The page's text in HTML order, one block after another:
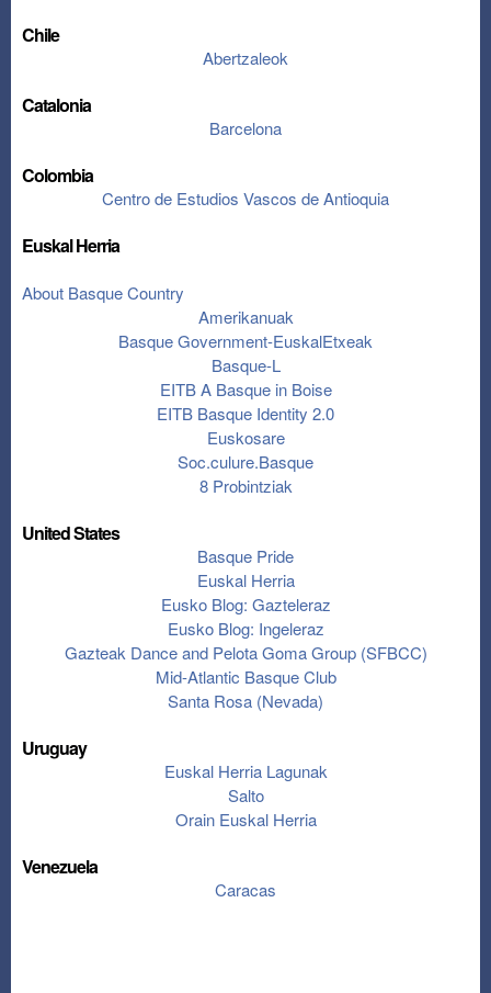
Chile
Abertzaleok
Catalonia
Barcelona
Colombia
Centro de Estudios Vascos de Antioquia
Euskal Herria
About Basque Country
Amerikanuak
Basque Government-EuskalEtxeak
Basque-L
EITB A Basque in Boise
EITB Basque Identity 2.0
Euskosare
Soc.culure.Basque
8 Probintziak
United States
Basque Pride
Euskal Herria
Eusko Blog: Gazteleraz
Eusko Blog: Ingeleraz
Gazteak Dance and Pelota Goma Group (SFBCC)
Mid-Atlantic Basque Club
Santa Rosa (Nevada)
Uruguay
Euskal Herria Lagunak
Salto
Orain Euskal Herria
Venezuela
Caracas